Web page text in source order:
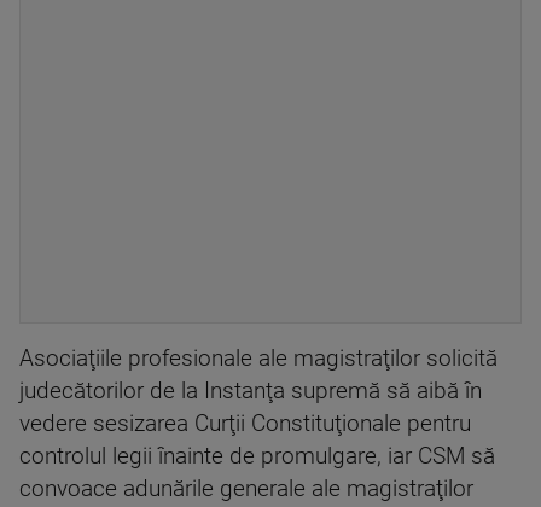
Asociaţiile profesionale ale magistraţilor solicită
judecătorilor de la Instanţa supremă să aibă în
vedere sesizarea Curţii Constituţionale pentru
controlul legii înainte de promulgare, iar CSM să
convoace adunările generale ale magistraţilor